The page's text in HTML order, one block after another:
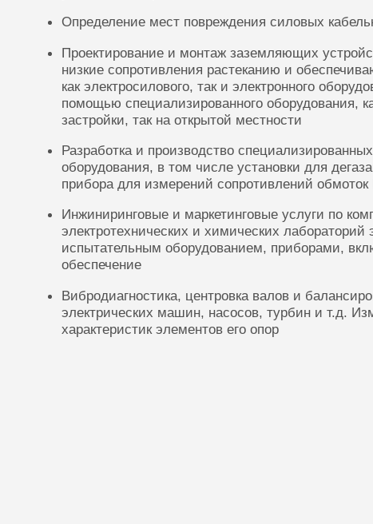
Определение мест повреждения силовых
Проектирование и монтаж заземляющих
низкие сопротивления растеканию и
как электросилового, так и электронного
помощью специализированного оборудования,
застройки, так на открытой местности
Разработка и производство
оборудования, в том числе установки для
прибора для измерений сопротивлений
Инжиниринговые и маркетинговые услуги по
электротехнических и химических лабораторий
испытательным оборудованием, приборами,
обеспечение
Вибродиагностика, центровка валов и
электрических машин, насосов, турбин и т.д.
характеристик элементов его опор